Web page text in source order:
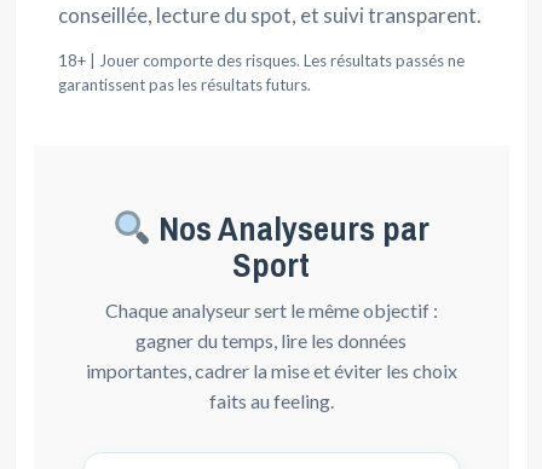
conseillée, lecture du spot, et suivi transparent.
18+ | Jouer comporte des risques. Les résultats passés ne
garantissent pas les résultats futurs.
Nos Analyseurs par
Sport
Chaque analyseur sert le même objectif :
gagner du temps, lire les données
importantes, cadrer la mise et éviter les choix
faits au feeling.